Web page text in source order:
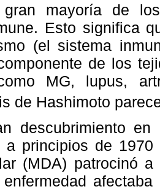
mayoría de
Esto significa
(el sistema
de los
MG, lupus,
de Hashimoto
descubrimiento
a principios de
(MDA) patrocinó